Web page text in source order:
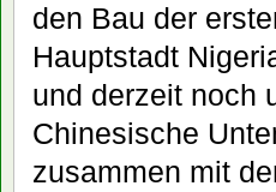
den Bau der
Hauptstadt
und derzeit noch
Chinesische
zusammen mit